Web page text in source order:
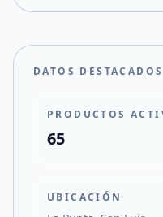
DATOS DESTACADOS
PRODUCTOS
65
UBICACIÓN